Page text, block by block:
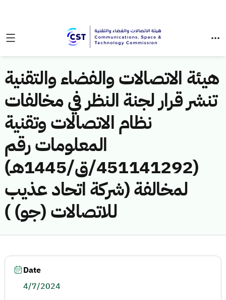
هيئة الاتصالات والفضاء والتقنية
تنشر قرار لجنة النظر في مخالفات
نظام الاتصالات وتقنية
المعلومات رقم
(451141292/ق/1445هـ)
لمخالفة (شركة اتحاد عذيب
للاتصالات (جو) )
Date
4/7/2024